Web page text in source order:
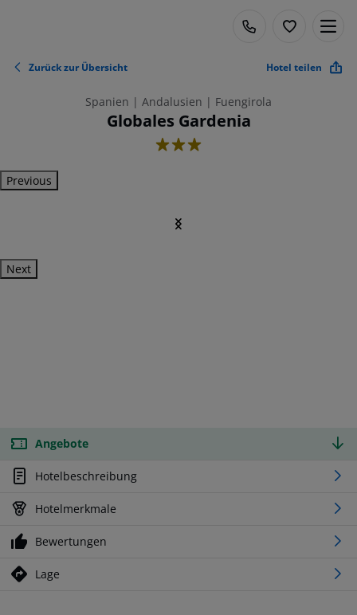
Zurück zur Übersicht Hotel teilen
Spanien | Andalusien | Fuengirola
Globales Gardenia
3
Previous
Next
Angebote
Hotelbeschreibung
Hotelmerkmale
Bewertungen
Lage